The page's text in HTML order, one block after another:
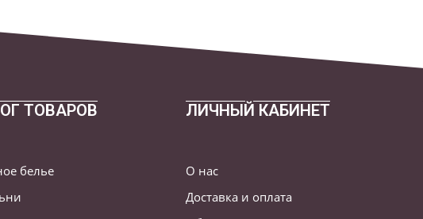
ТОВАРОВ
белье
ЛИЧНЫЙ КАБИНЕТ
О нас
Доставка и оплата